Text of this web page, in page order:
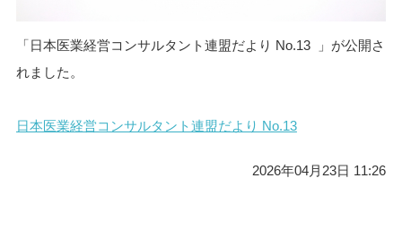
「日本医業経営コンサルタント連盟だより No.13 」が公開さ
れました。
日本医業経営コンサルタント連盟だより No.13
2026年04月23日 11:26